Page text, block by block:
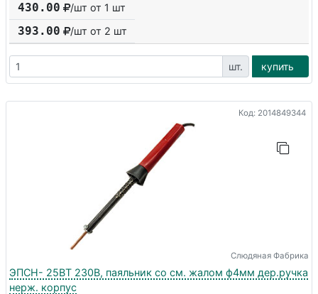
430.00 /шт от 1 шт
393.00 /шт от 2 шт
шт. купить
Код: 2014849344
Слюдяная Фабрика
ЭПСН- 25ВТ 230В, паяльник со см. жалом ф4мм дер.ручка
нерж. корпус